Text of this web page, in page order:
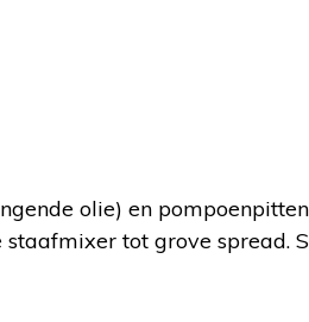
olie) en
tot grove spread.